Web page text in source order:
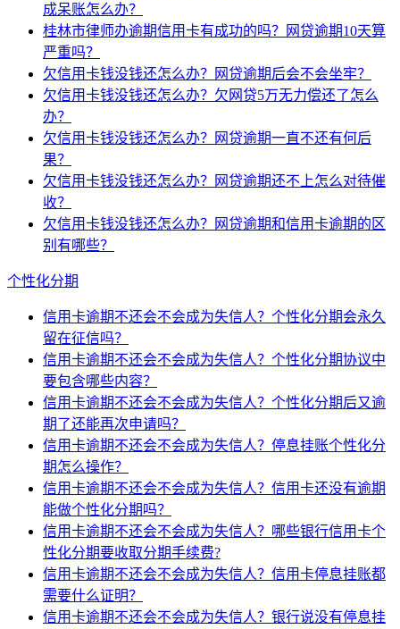
成呆账怎么办？
桂林市律师办逾期信用卡有成功的吗？网贷逾期10天算
严重吗？
欠信用卡钱没钱还怎么办？网贷逾期后会不会坐牢？
欠信用卡钱没钱还怎么办？欠网贷5万无力偿还了怎么
办？
欠信用卡钱没钱还怎么办？网贷逾期一直不还有何后
果？
欠信用卡钱没钱还怎么办？网贷逾期还不上怎么对待催
收？
欠信用卡钱没钱还怎么办？网贷逾期和信用卡逾期的区
别有哪些？
个性化分期
信用卡逾期不还会不会成为失信人？个性化分期会永久
留在征信吗？
信用卡逾期不还会不会成为失信人？个性化分期协议中
要包含哪些内容？
信用卡逾期不还会不会成为失信人？个性化分期后又逾
期了还能再次申请吗？
信用卡逾期不还会不会成为失信人？停息挂账个性化分
期怎么操作？
信用卡逾期不还会不会成为失信人？信用卡还没有逾期
能做个性化分期吗？
信用卡逾期不还会不会成为失信人？哪些银行信用卡个
性化分期要收取分期手续费?
信用卡逾期不还会不会成为失信人？信用卡停息挂账都
需要什么证明？
信用卡逾期不还会不会成为失信人？银行说没有停息挂